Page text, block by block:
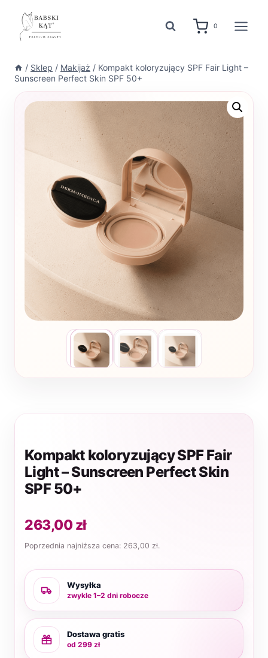
treści
0
/ Sklep / Makijaż / Kompakt koloryzujący SPF Fair Light –
Sunscreen Perfect Skin SPF 50+
Kompakt koloryzujący SPF Fair
Light – Sunscreen Perfect Skin
SPF 50+
263,00zł
Poprzednia najniższa cena: 263,00 zł.
Wysyłka
zwykle 1–2 dni robocze
Dostawa gratis
od 299 zł